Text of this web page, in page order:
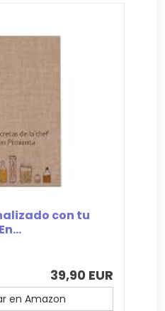
con tu
39,90 EUR
en Amazon